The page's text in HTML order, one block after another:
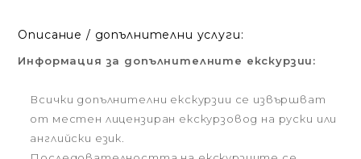
Описание / допълнителни услуги:
Информация за допълнителните екскурзии:
Всички допълнителни екскурзии се извършват
от местен лицензиран екскурзовод на руски или
английски език.